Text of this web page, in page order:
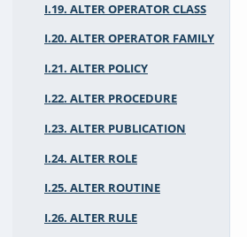
I.19. ALTER OPERATOR CLASS
I.20. ALTER OPERATOR FAMILY
I.21. ALTER POLICY
I.22. ALTER PROCEDURE
I.23. ALTER PUBLICATION
I.24. ALTER ROLE
I.25. ALTER ROUTINE
I.26. ALTER RULE